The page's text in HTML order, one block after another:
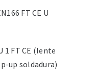
FT CE U
1 FT CE (lente
up soldadura)